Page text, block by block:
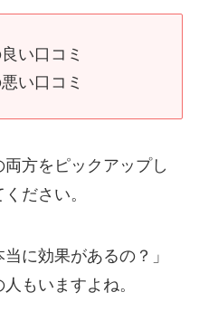
い口コミ
い口コミ
方をピックアップし
ださい。
に効果があるの？」
もいますよね。